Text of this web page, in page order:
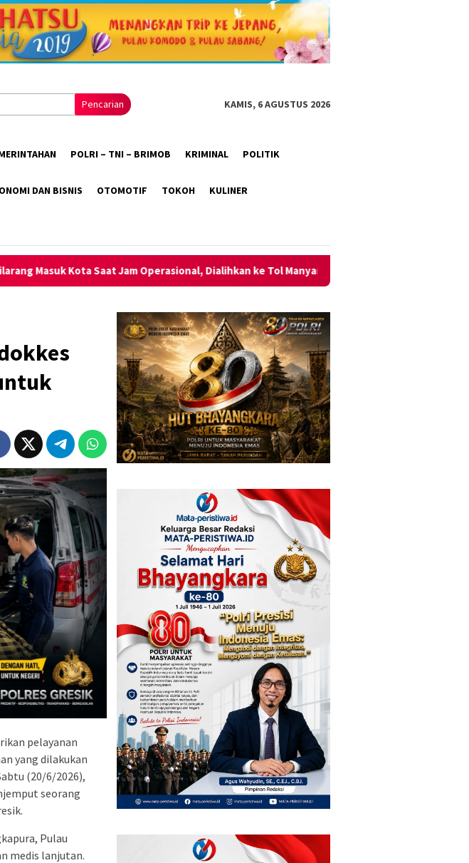
Pencarian KAMIS, 6 AGUSTUS 2026
POLRI – TNI – BRIMOB KRIMINAL POLITIK
DAN BISNIS OTOMOTIF TOKOH KULINER
Dialihkan ke Tol Manyar Momentum HUT ke-2 AKPERSI, Korwil Sumut Media
pelayanan
yang dilakukan
(20/6/2026),
seorang
Pulau
medis lanjutan.